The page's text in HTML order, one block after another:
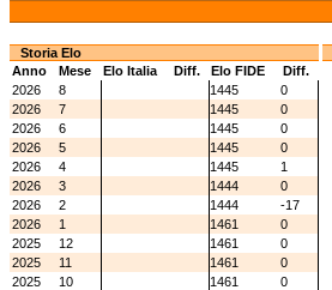
Storia Elo
Anno
Mese Elo Italia Diff. Elo FIDE
Diff.
2026
8 1445
0
2026
7 1445
0
2026
6 1445
0
2026
5 1445
0
2026
4 1445
1
2026
3 1444
0
2026
2 1444
-17
2026
1 1461
0
2025
12 1461
0
2025
11 1461
0
2025
10 1461
0